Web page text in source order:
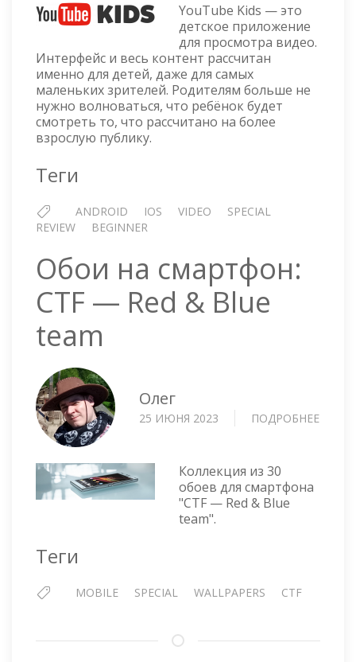
ДЛЯ
YouTube Kids — это
детское приложение
для просмотра видео.
Интерфейс и весь контент рассчитан
именно для детей, даже для самых
маленьких зрителей. Родителям больше не
нужно волноваться, что ребёнок будет
смотреть то, что рассчитано на более
взрослую публику.
Теги
ANDROID IOS VIDEO
SPECIAL
REVIEW
BEGINNER
Обои на смартфон:
CTF — Red & Blue
team
Олег
25 ИЮНЯ 2023 ПОДРОБНЕЕ
Коллекция из 30
обоев для смартфона
"CTF — Red & Blue
team".
Теги
MOBILE SPECIAL WALLPAPERS CTF